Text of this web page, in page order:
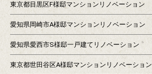
東京都目黒区F様邸マンションリノベーション
愛知県岡崎市A様邸マンションリノベーション
愛知県愛西市S様邸一戸建てリノベーション
東京都世田谷区A様邸マンションリノベーション